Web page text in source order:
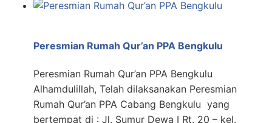
Peresmian Rumah Qur’an PPA Bengkulu
Peresmian Rumah Qur’an PPA Bengkulu
Alhamdulillah, Telah dilaksanakan Peresmian
Rumah Qur’an PPA Cabang Bengkulu yang
bertempat di : Jl. Sumur Dewa I Rt. 20 – kel.